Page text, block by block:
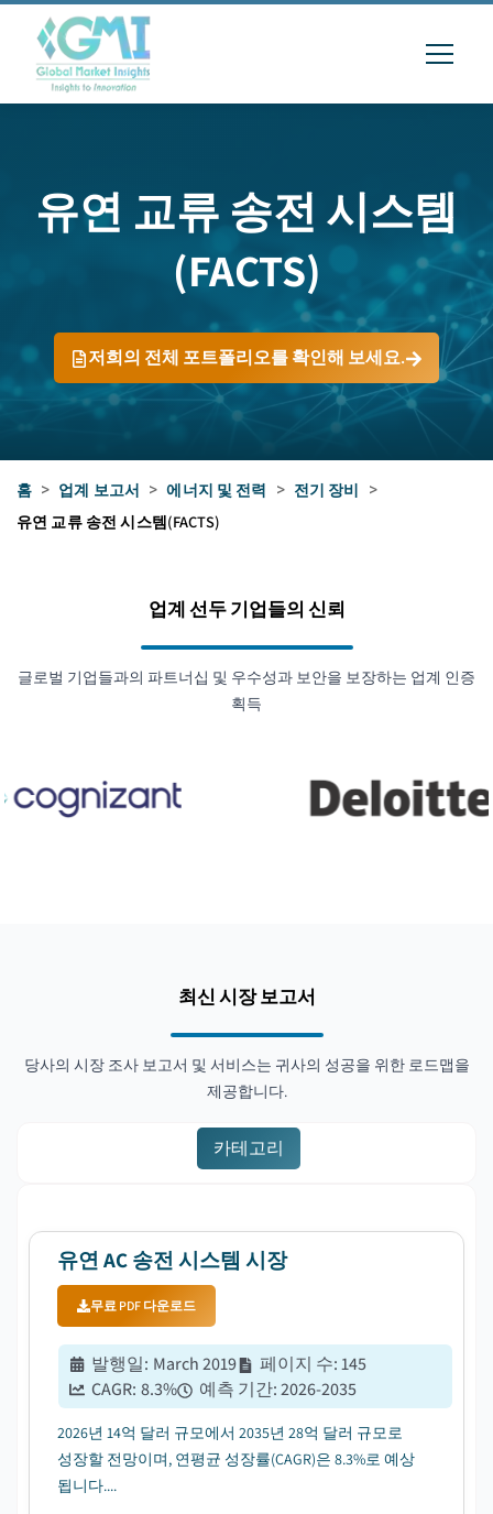
유연 교류 송전 시스템
(FACTS)
저희의 전체 포트폴리오를 확인해 보세요.
홈 > 업계 보고서 > 에너지 및 전력 > 전기 장비 >
유연 교류 송전 시스템(FACTS)
업계 선두 기업들의 신뢰
글로벌 기업들과의 파트너십 및 우수성과 보안을 보장하는 업계 인증
획득
최신 시장 보고서
당사의 시장 조사 보고서 및 서비스는 귀사의 성공을 위한 로드맵을
제공합니다.
카테고리
유연 AC 송전 시스템 시장
무료 PDF 다운로드
발행일: March 2019 페이지 수:145
CAGR: 8.3% 예측 기간:2026-2035
2026년 14억 달러 규모에서 2035년 28억 달러 규모로
성장할 전망이며, 연평균 성장률(CAGR)은 8.3%로 예상
됩니다....